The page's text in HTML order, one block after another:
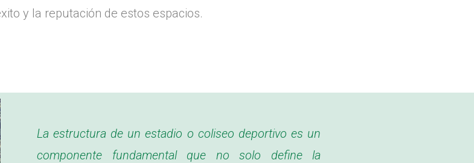
y la reputación de estos espacios.
La estructura de un estadio o coliseo deportivo es un
componente fundamental que no solo define la